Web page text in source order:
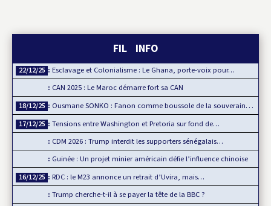
FIL INFO
22/12/25
Esclavage et Colonialisme : Le Ghana, porte-voix pour…
CAN 2025 : Le Maroc démarre fort sa CAN
18/12/25 Ousmane SONKO : Fanon comme boussole de la souveraineté…
17/12/25
Tensions entre Washington et Pretoria sur fond de…
CDM 2026 : Trump interdit les supporters sénégalais…
Guinée : Un projet minier américain défie l’influence chinoise
16/12/25
RDC : le M23 annonce un retrait d’Uvira, mais…
Trump cherche-t-il à se payer la tête de la BBC ?